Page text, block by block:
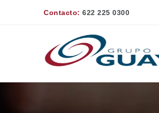
Contacto: 622 225 0300